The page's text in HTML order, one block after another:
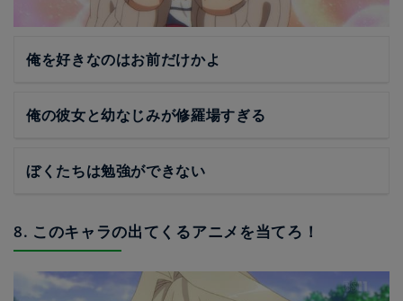
俺を好きなのはお前だけかよ
俺の彼女と幼なじみが修羅場すぎる
ぼくたちは勉強ができない
8. このキャラの出てくるアニメを当てろ！